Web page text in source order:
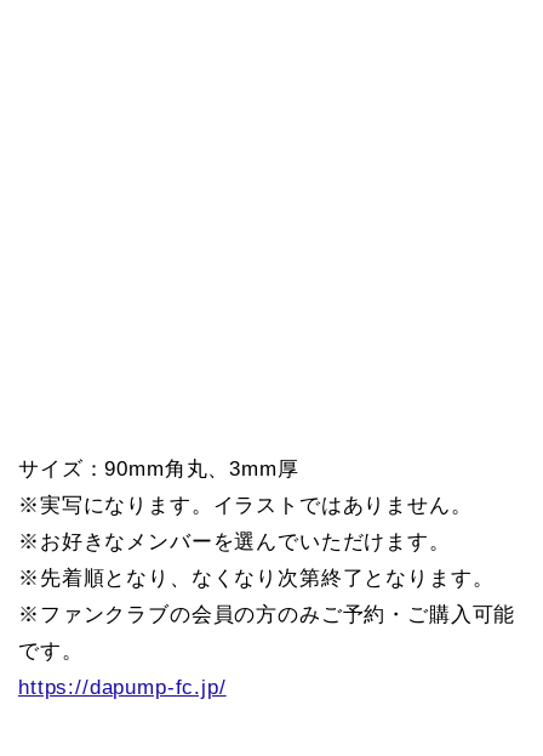
サイズ：90mm角丸、3mm厚
※実写になります。イラストではありません。
※お好きなメンバーを選んでいただけます。
※先着順となり、なくなり次第終了となります。
※ファンクラブの会員の方のみご予約・ご購入可能
です。
https://dapump-fc.jp/